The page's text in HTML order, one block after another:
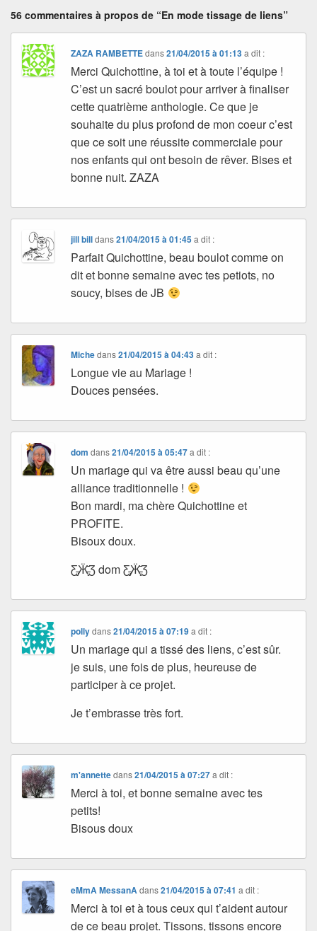
56 commentaires à propos de “En mode tissage de liens”
ZAZA RAMBETTEdans21/04/2015 à 01:13 a dit :
Merci Quichottine, à toi et à toute l’équipe !
C’est un sacré boulot pour arriver à finaliser
cette quatrième anthologie. Ce que je
souhaite du plus profond de mon coeur c’est
que ce soit une réussite commerciale pour
nos enfants qui ont besoin de rêver. Bises et
bonne nuit. ZAZA
jill billdans21/04/2015 à 01:45 a dit :
Parfait Quichottine, beau boulot comme on
dit et bonne semaine avec tes petiots, no
soucy, bises de JB
Michedans21/04/2015 à 04:43 a dit :
Longue vie au Mariage !
Douces pensées.
dom dans21/04/2015 à 05:47 a dit :
Un mariage qui va être aussi beau qu’une
alliance traditionnelle !
Bon mardi, ma chère Quichottine et
PROFITE.
Bisoux doux.
Ƹ̵̡Ӝ̵̨̄Ʒ dom Ƹ̵̡Ӝ̵̨̄Ʒ
pollydans21/04/2015 à 07:19 a dit :
Un mariage qui a tissé des liens, c’est sûr.
je suis, une fois de plus, heureuse de
participer à ce projet.
Je t’embrasse très fort.
m'annettedans21/04/2015 à 07:27 a dit :
Merci à toi, et bonne semaine avec tes
petits!
Bisous doux
eMmA MessanAdans21/04/2015 à 07:41 a dit :
Merci à toi et à tous ceux qui t’aident autour
de ce beau projet. Tissons, tissons encore